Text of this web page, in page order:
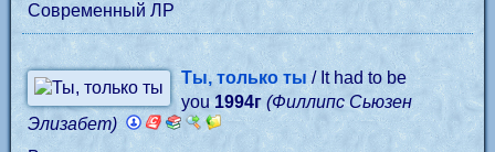
Современный ЛР
Ты, только ты / It had to be
you1994г (Филлипс Сьюзен
Элизабет)